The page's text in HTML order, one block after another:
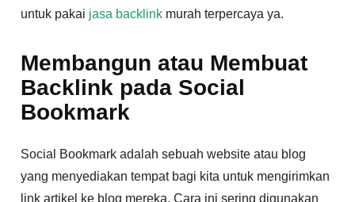
untuk pakai jasa backlink murah terpercaya ya.
Membangun atau Membuat
Backlink pada Social
Bookmark
Social Bookmark adalah sebuah website atau blog
yang menyediakan tempat bagi kita untuk mengirimkan
link artikel ke blog mereka. Cara ini sering digunakan